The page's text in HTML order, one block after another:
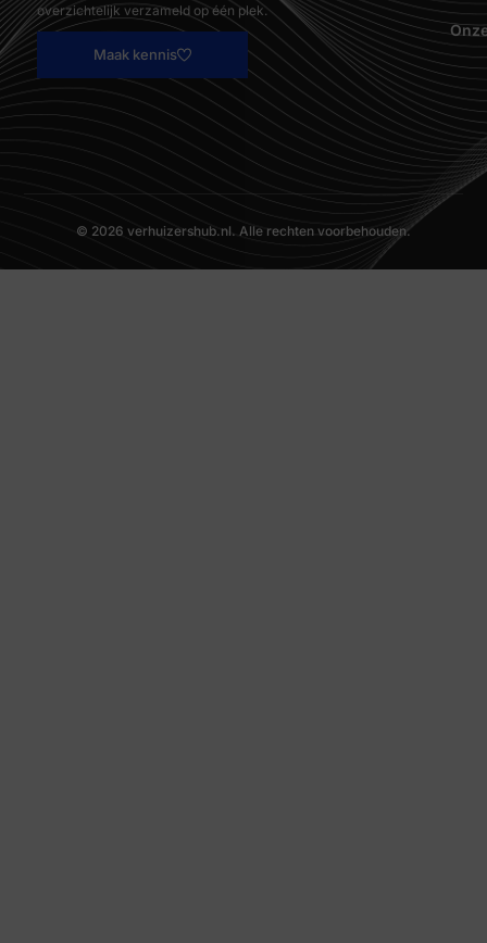
overzichtelijk verzameld op één plek.
Maak kennis
© 2026 verhuizershub.nl. Alle rechten voorbehouden.